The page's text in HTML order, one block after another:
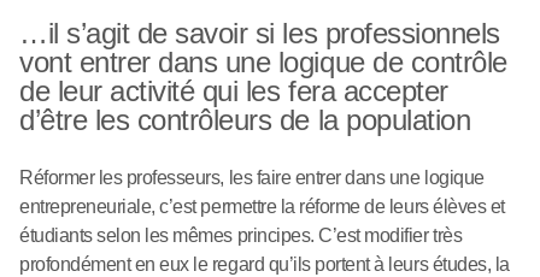
…il s’agit de savoir si les professionnels
vont entrer dans une logique de contrôle
de leur activité qui les fera accepter
d’être les contrôleurs de la population
Réformer les professeurs, les faire entrer dans une logique
entrepreneuriale, c’est permettre la réforme de leurs élèves et
étudiants selon les mêmes principes. C’est modifier très
profondément en eux le regard qu’ils portent à leurs études, la